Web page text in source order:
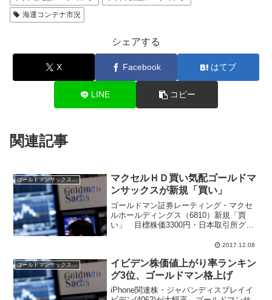
海運コンテナ市況
シェアする
X Facebook はてブ
LINE コピー
関連記事
ゴールドマンサックス証券
マクセルＨＤ買い気配ゴールドマ
ンサックスが新規「買い」
ゴールドマン証券レーティング・マクセ
ルホールディングス（6810）新規「買
い」 目標株価3300円・日本取引所グル
クセル（旧日立マクセル）が買い気配か
ムイオ...
2017.12.08
ゴールドマンサックス証券
イビデン株価値上がり率ランキン
グ3位、ゴールドマン格上げ
iPhone関連株・ジャパンディスプレイイ